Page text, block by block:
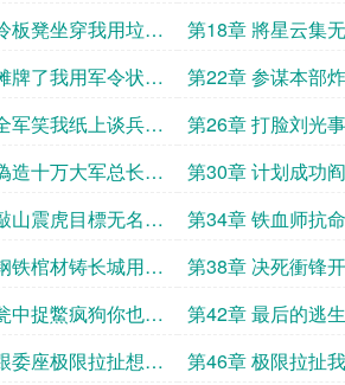
生的毕业典礼
到了参谋本部
板凳坐穿我用垃圾
原大战
第18章 將星云集
牌了我用军令状逼
机
第22章 参谋本部
我是拿国运豪赌的
军笑我纸上谈兵下
为我作证
第26章 打脸刘光
现
造十万大军总长一
彻底完蛋
第30章 计划成功
起疑
山震虎目標无名县
第34章 铁血师抗
诡计却没看穿人心
铁棺材铸长城用疯
子
第38章 决死衝锋
埋葬一个师
中捉鱉疯狗你也进
第42章 最后的逃
思我是掛逼
委座极限拉扯想去
第46章 极限拉扯